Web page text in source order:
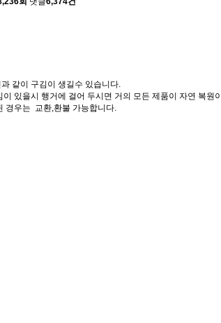
같이 구김이 생길수 있습니다.
있을시 행거에 걸어 두시면 거의 모든 제품이 자연 복원
경우는 교환,환불 가능합니다.